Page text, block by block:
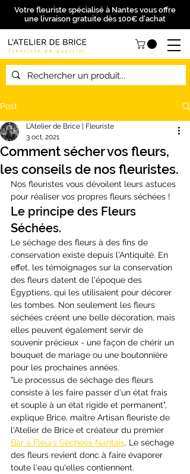
Votre fleuriste spécialisé à Nantes vous offre
une livraison gratuite dès 100€ d'achat
Post
Comment sécher vos fleurs,
les conseils de nos fleuristes.
L’Atelier de Brice | Fleuriste
3 oct. 2021
Nos fleuristes vous dévoilent leurs astuces
pour réaliser vos propres fleurs séchées !
Le principe des Fleurs
Séchées.
Le séchage des fleurs à des fins de
conservation existe depuis l'Antiquité. En
effet, les témoignages sur la conservation
des fleurs datent de l'époque des
Égyptiens, qui les utilisaient pour décorer
les tombes. Non seulement les fleurs
séchées créent une belle décoration, mais
elles peuvent également servir de
souvenir précieux - une façon de chérir un
bouquet de mariage ou une boutonnière
pour les prochaines années.
"Le processus de séchage des fleurs
consiste à les faire passer d'un état frais
et souple à un état rigide et permanent",
explique Brice, maître Artisan fleuriste de
l'Atelier de Brice et créateur du premier
Bar à Fleurs Séchées Nantais. Le séchage
des fleurs revient donc à faire évaporer
toute l'eau qu'elles contiennent.